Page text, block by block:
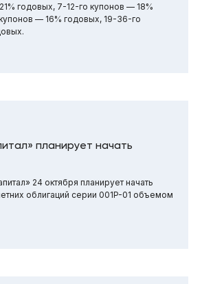
годовых, 7-12-го купонов — 18%
— 16% годовых, 19-36-го
планирует начать
24 октября планирует начать
облигаций серии 001P-01 объемом